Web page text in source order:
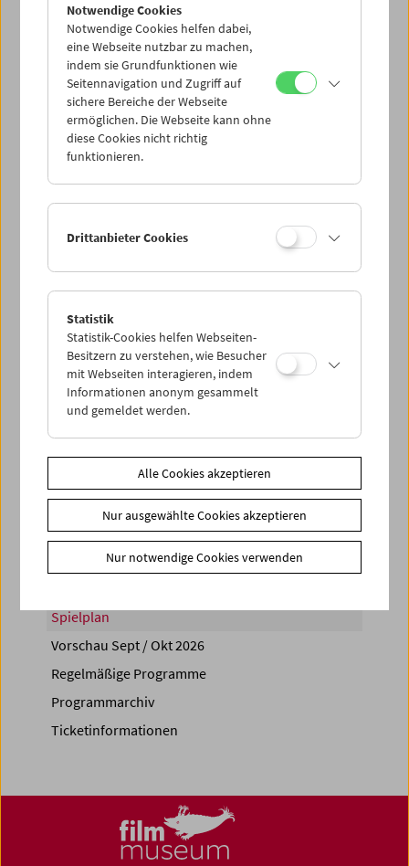
Di 10.6.
Mi 11.6.
Do 12.6.
Sa 14.6.
PROGRAMM ÜBERBLICK
Share on
Spielplan
Vorschau Sept / Okt 2026
Regelmäßige Programme
Programmarchiv
Ticketinformationen
Notwendige Cookies
Notwendige Cookies helfen dabei,
eine Webseite nutzbar zu machen,
indem sie Grundfunktionen wie
Seitennavigation und Zugriff auf
sichere Bereiche der Webseite
ermöglichen. Die Webseite kann ohne
diese Cookies nicht richtig
funktionieren.
Drittanbieter Cookies
Statistik
Statistik-Cookies helfen Webseiten-
Besitzern zu verstehen, wie Besucher
mit Webseiten interagieren, indem
Informationen anonym gesammelt
und gemeldet werden.
Alle Cookies akzeptieren
Nur ausgewählte Cookies akzeptieren
Nur notwendige Cookies verwenden